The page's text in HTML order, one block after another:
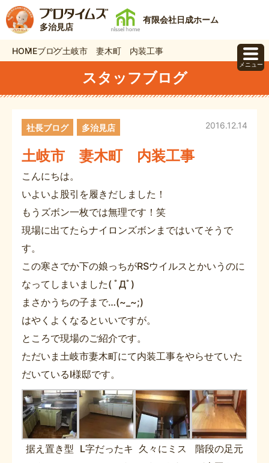
多治見店
有限会社日成ホーム
HOMEブログ土岐市 妻木町 内装工事
スタッフブログ
土岐市 妻木町 内装工事
2016.12.14
社長ブログ 多治見店
こんにちは。
いよいよ股引を履きだしました！
もうズボン一枚では無理です！笑
現場に出てたらナイロンズボンまではいてそうで
す。
この寒さでか下の娘っちがRSウイルスとかいうのに
なってしまいました( ﾟДﾟ)
まさかうちの子まで…(~_~;)
はやくよくなるといいですが。
ところで現場のご紹介です。
ただいま土岐市妻木町にて内装工事をやらせていた
だいているI様邸です。
据え置き型 L字だったキ 久々にミス
階段の足元
メニュー